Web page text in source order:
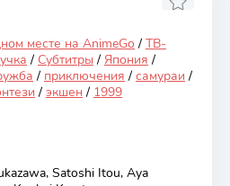
месте на AnimeGo / ТВ-
/ Субтитры / Япония /
/ приключения / самураи /
/ экшен / 1999
Satoshi Itou, Aya